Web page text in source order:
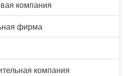
компания
фирма
компания